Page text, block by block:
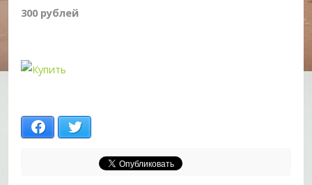
300 рублей
Facebook